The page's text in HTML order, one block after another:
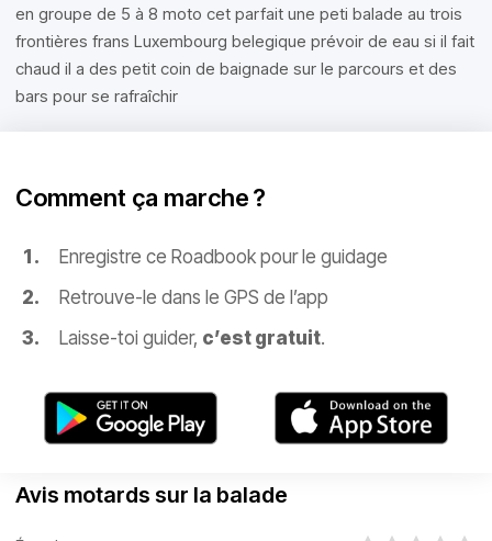
en groupe de 5 à 8 moto cet parfait une peti balade au trois
frontières frans Luxembourg belegique prévoir de eau si il fait
chaud il a des petit coin de baignade sur le parcours et des
bars pour se rafraîchir
Comment ça marche ?
Enregistre ce Roadbook pour le guidage
Retrouve-le dans le GPS de l’app
Laisse-toi guider, c’est gratuit.
Avis motards sur la balade